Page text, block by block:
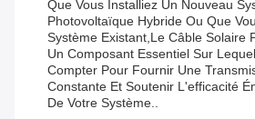
Que Vous Installiez Un Nouveau
Photovoltaïque Hybride Ou Que
Système Existant,Le Câble Solaire
Un Composant Essentiel Sur
Compter Pour Fournir Une
Constante Et Soutenir L'efficacité
De Votre Système..